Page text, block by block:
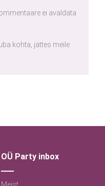
ei avaldata
kohta, jättes meile
OÜ Party inbox